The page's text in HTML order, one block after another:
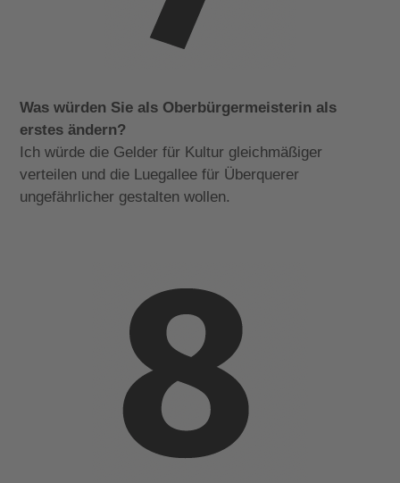
Was würden Sie als Oberbürgermeisterin als
erstes ändern?
Ich würde die Gelder für Kultur gleichmäßiger
verteilen und die Luegallee für Überquerer
ungefährlicher gestalten wollen.